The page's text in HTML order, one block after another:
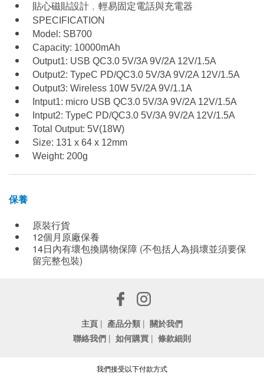
貼心磁貼設計﹐輕易固定電話與充電器
SPECIFICATION
Model: SB700
Capacity: 10000mAh
Output1: USB QC3.0 5V/3A 9V/2A 12V/1.5A
Output2: TypeC PD/QC3.0 5V/3A 9V/2A 12V/1.5A
Output3: Wireless 10W 5V/2A 9V/1.1A
Intput1: micro USB QC3.0 5V/3A 9V/2A 12V/1.5A
Intput2: TypeC PD/QC3.0 5V/3A 9V/2A 12V/1.5A
Total Output: 5V(18W)
Size: 131 x 64 x 12mm
Weight: 200g
保養
原裝行貨
12個月原廠保養
14日內有壞包換購物保障 (不包括人為損壞並須要保
留完整包裝)
主頁 | 產品分類 | 關於我們
聯絡我們 | 如何購買 | 條款細則
我們接受以下付款方式